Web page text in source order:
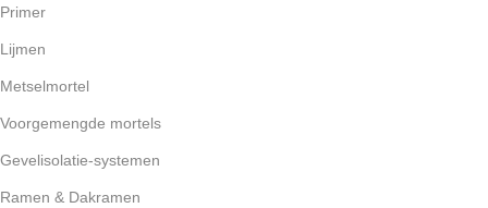
Primer
Lijmen
Metselmortel
Voorgemengde mortels
Gevelisolatie-systemen
Ramen & Dakramen